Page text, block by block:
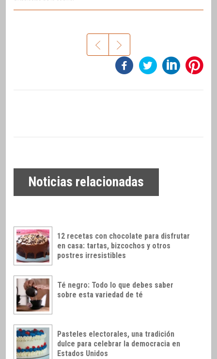
Noticias relacionadas
12 recetas con chocolate para disfrutar
en casa: tartas, bizcochos y otros
postres irresistibles
Té negro: Todo lo que debes saber
sobre esta variedad de té
Pasteles electorales, una tradición
dulce para celebrar la democracia en
Estados Unidos